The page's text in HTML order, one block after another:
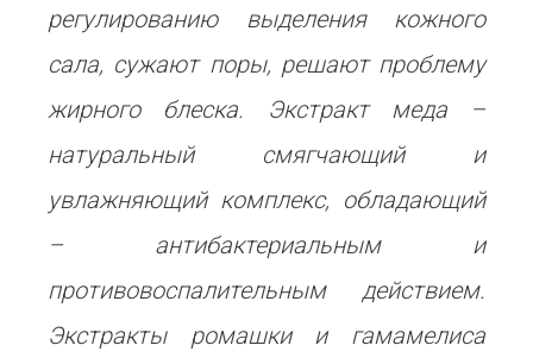
регулированию выделения кожного
сала, сужают поры, решают проблему
жирного блеска. Экстракт меда –
натуральный смягчающий и
увлажняющий комплекс, обладающий
– антибактериальным и
противовоспалительным действием.
Экстракты ромашки и гамамелиса